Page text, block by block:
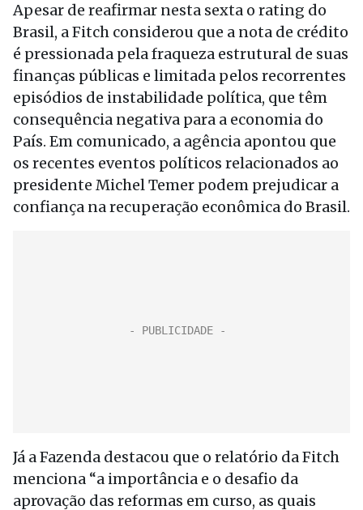
Apesar de reafirmar nesta sexta o rating do
Brasil, a Fitch considerou que a nota de crédito
é pressionada pela fraqueza estrutural de suas
finanças públicas e limitada pelos recorrentes
episódios de instabilidade política, que têm
consequência negativa para a economia do
País. Em comunicado, a agência apontou que
os recentes eventos políticos relacionados ao
presidente Michel Temer podem prejudicar a
confiança na recuperação econômica do Brasil.
Já a Fazenda destacou que o relatório da Fitch
menciona “a importância e o desafio da
aprovação das reformas em curso, as quais